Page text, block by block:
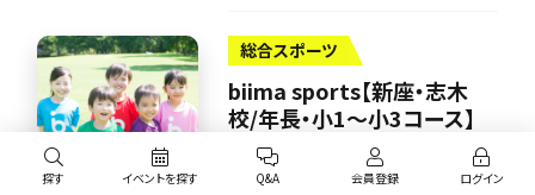
総合スポーツ
biima sports【新座・志木
校/年長・小1〜小3コース】
0.00
関東 埼玉県入間郡三芳町
探す イベントを探す Q&A 会員登録 ログイン